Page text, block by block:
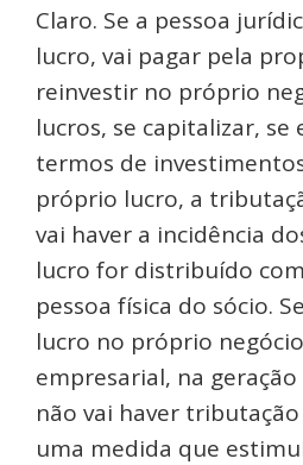
Claro. Se a pessoa
lucro, vai pagar pela
reinvestir no próprio
lucros, se capitalizar, se
termos de
próprio lucro, a
vai haver a incidência
lucro for distribuído
pessoa física do sócio.
lucro no próprio
empresarial, na
não vai haver tributação
uma medida que